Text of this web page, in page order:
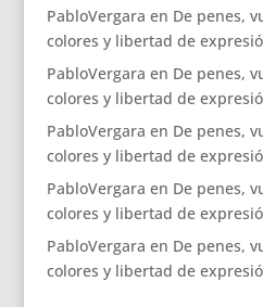
PabloVergara en De penes,
colores y libertad de
PabloVergara en De penes,
colores y libertad de
PabloVergara en De penes,
colores y libertad de
PabloVergara en De penes,
colores y libertad de
PabloVergara en De penes,
colores y libertad de